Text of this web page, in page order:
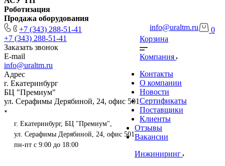
Роботизация
Продажа оборудования
+7 (343) 288-51-41
+7 (343) 288-51-41
Заказать звонок
E-mail
info@uraltm.ru
Адрес
г. Екатеринбург
БЦ "Премиум"
ул. Серафимы Дерябиной, 24, офис 501
info@uraltm.ru
г. Екатеринбург, БЦ "Премиум",
ул. Серафимы Дерябиной, 24, офис 501
пн-пт с 9:00 до 18:00
0
Корзина
Компания
Контакты
О компании
Новости
Сертификаты
Поставщики
Клиенты
Отзывы
Вакансии
Инжиниринг